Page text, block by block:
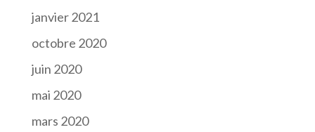
janvier 2021
octobre 2020
juin 2020
mai 2020
mars 2020